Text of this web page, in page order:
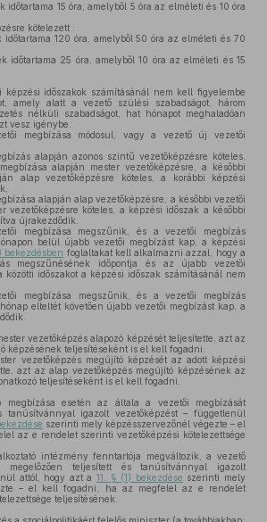
időtartama 15 óra, amelyből 5 óra az elméleti és 10 óra
kötelezett :
időtartama 120 óra, amelyből 50 óra az elméleti és 70
időtartama 25 óra, amelyből 10 óra az elméleti és 15
képzési időszakok számításánál nem kell figyelembe
amely alatt a vezető szülési szabadságot, három
nélküli szabadságot, hat hónapot meghaladóan
vesz igénybe.
megbízása módosul, vagy a vezető új vezetői
alapján azonos szintű vezetőképzésre köteles,
alapján mester vezetőképzésre, a későbbi
alap vezetőképzésre köteles, a korábbi képzési
alapján alap vezetőképzésre, a későbbi vezetői
vezetőképzésre köteles, a képzési időszak a későbbi
újrakezdődik.
megbízása megszűnik, és a vezetői megbízás
belül újabb vezetői megbízást kap, a képzési
bekezdésben foglaltakat kell alkalmazni azzal, hogy a
megszűnésének időpontja és az újabb vezetői
közötti időszakot a képzési időszak számításánál nem
megbízása megszűnik, és a vezetői megbízás
elteltét követően újabb vezetői megbízást kap, a
vezetőképzés alapozó képzését teljesítette, azt az
képzésének teljesítéseként is el kell fogadni.
vezetőképzés megújító képzését az adott képzési
azt az alap vezetőképzés megújító képzésének az
teljesítéseként is el kell fogadni.
megbízása esetén az általa a vezetői megbízását
tanúsítvánnyal igazolt vezetőképzést – függetlenül
szerinti mely képzésszervezőnél végezte – el
az e rendelet szerinti vezetőképzési kötelezettsége
intézmény fenntartója megváltozik, a vezető
megelőzően teljesített és tanúsítvánnyal igazolt
attól, hogy azt a11. § (1) bekezdése szerinti mely
– el kell fogadni, ha az megfelel az e rendelet
teljesítésének.